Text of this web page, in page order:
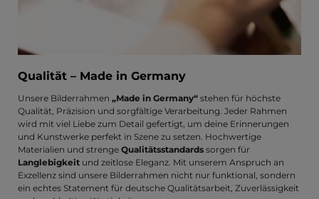
Qualität – Made in Germany
Unsere Bilderrahmen „Made in Germany“ stehen für höchste
Qualität, Präzision und sorgfältige Verarbeitung. Jeder Rahmen
wird mit viel Liebe zum Detail gefertigt, um deine Erinnerungen
und Kunstwerke perfekt in Szene zu setzen. Hochwertige
Materialien und strenge Qualitätsstandards sorgen für
Langlebigkeit und zeitlose Eleganz. Mit unserem Anspruch an
Exzellenz sind unsere Bilderrahmen nicht nur funktional, sondern
ein echtes Statement für deutsche Qualitätsarbeit, Zuverlässigkeit